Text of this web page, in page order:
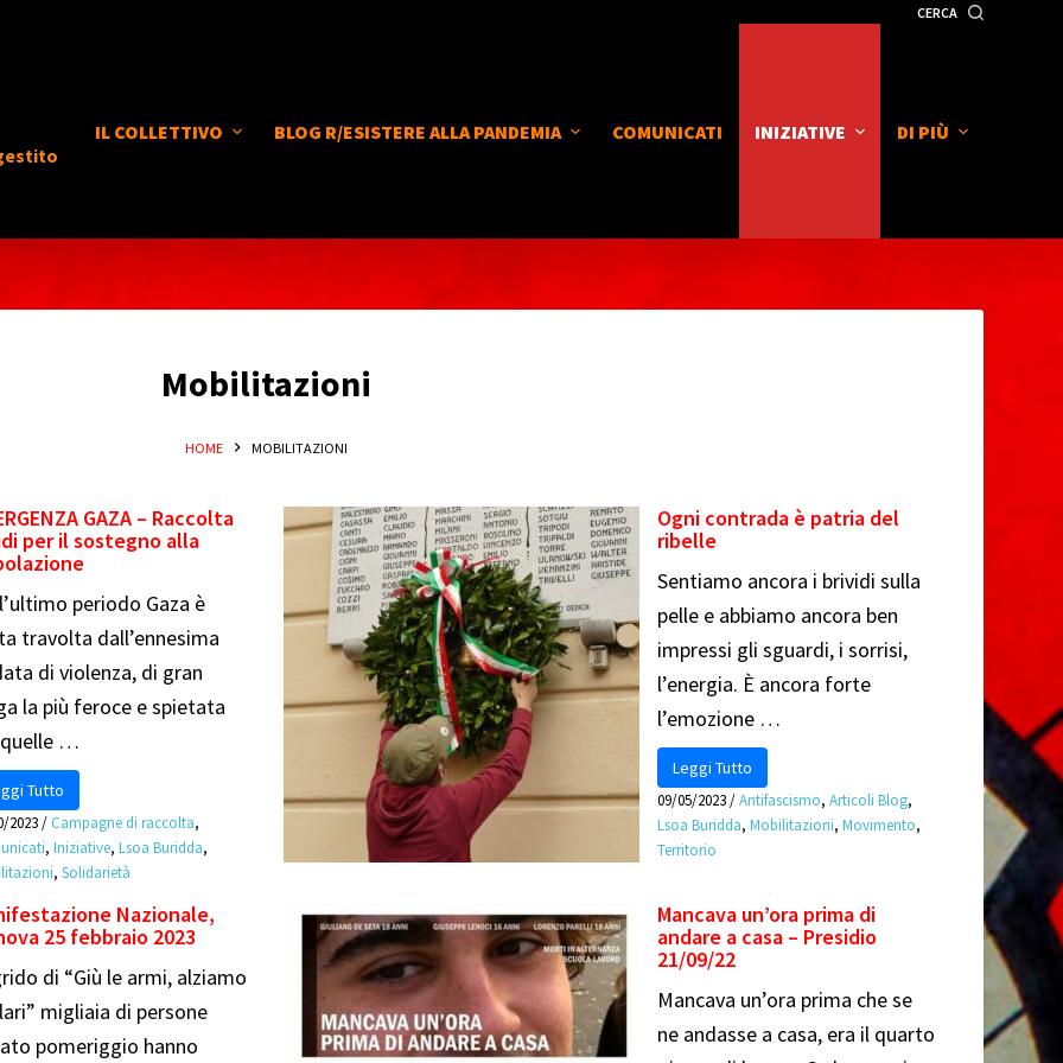
CERCA
IL COLLETTIVO BLOG R/ESISTERE ALLA PANDEMIA COMUNICATI INIZIATIVE DI PIÙ
Mobilitazioni
HOME MOBILITAZIONI
GAZA – Raccolta
per il sostegno alla
periodo Gaza è
travolta dall’ennesima
di violenza, di gran
la più feroce e spietata
…
Tutto
2023/ Campagne di raccolta,
,Iniziative,Lsoa Buridda,
,Solidarietà
Ogni contrada è patria del
ribelle
Sentiamo ancora i brividi sulla
pelle e abbiamo ancora ben
impressi gli sguardi, i sorrisi,
l’energia. È ancora forte
l’emozione …
Leggi Tutto
09/05/2023/Antifascismo, Articoli Blog,
Lsoa Buridda, Mobilitazioni, Movimento,
Territorio
Nazionale,
25 febbraio 2023
di “Giù le armi, alziamo
migliaia di persone
pomeriggio hanno
Mancava un’ora prima di
andare a casa – Presidio
21/09/22
Mancava un’ora prima che se
ne andasse a casa, era il quarto